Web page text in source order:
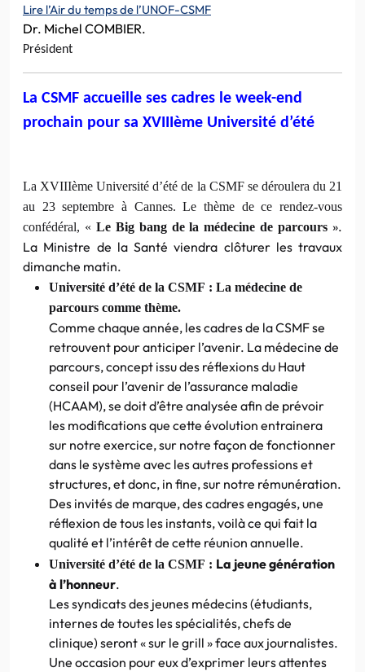
Lire l’Air du temps de l’UNOF-CSMF
Dr. Michel COMBIER.
Président
La CSMF accueille ses cadres le week-end
prochain pour sa XVIIIème Université d’été
La XVIIIème Université d’été de la CSMF se déroulera du 21
au 23 septembre à Cannes. Le thème de ce rendez-vous
confédéral, « Le Big bang de la médecine de parcours».
La Ministre de la Santé viendra clôturer les travaux
dimanche matin.
Université d’été de la CSMF : La médecine de
parcours comme thème.
Comme chaque année, les cadres de la CSMF se
retrouvent pour anticiper l’avenir. La médecine de
parcours, concept issu des réflexions du Haut
conseil pour l’avenir de l’assurance maladie
(HCAAM), se doit d’être analysée afin de prévoir
les modifications que cette évolution entrainera
sur notre exercice, sur notre façon de fonctionner
dans le système avec les autres professions et
structures, et donc, in fine, sur notre rémunération.
Des invités de marque, des cadres engagés, une
réflexion de tous les instants, voilà ce qui fait la
qualité et l’intérêt de cette réunion annuelle.
Université d’été de la CSMF : La jeune génération
à l’honneur.
Les syndicats des jeunes médecins (étudiants,
internes de toutes les spécialités, chefs de
clinique) seront « sur le grill » face aux journalistes.
Une occasion pour eux d’exprimer leurs attentes